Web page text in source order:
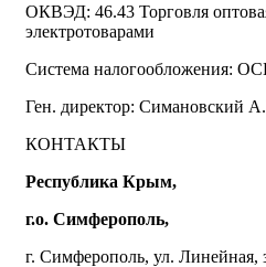
ОКВЭД: 46.43 Торговля
электротоварами
Система налогообложения:
Ген. директор: Симановский
КОНТАКТЫ
Республика Крым,
г.о. Симферополь,
г. Симферополь, ул. Линейная,